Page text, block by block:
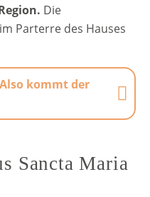
Die
Parterre des Hauses
kommt der
Sancta Maria